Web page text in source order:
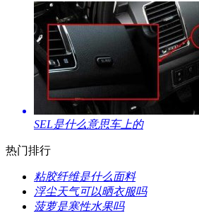
​SEL是什么意思车上的
热门排行
​粘胶纤维是什么面料
​浮尘天气可以晒衣服吗
​菠萝是寒性水果吗